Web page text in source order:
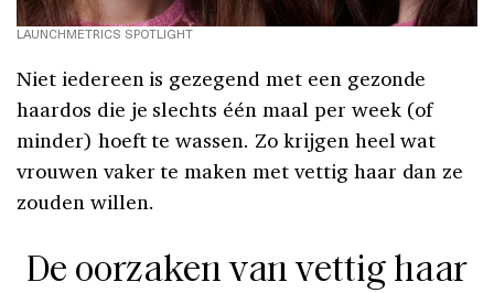
LAUNCHMETRICS SPOTLIGHT
Niet iedereen is gezegend met een gezonde
haardos die je slechts één maal per week (of
minder) hoeft te wassen. Zo krijgen heel wat
vrouwen vaker te maken met vettig haar dan ze
zouden willen.
De oorzaken van vettig haar